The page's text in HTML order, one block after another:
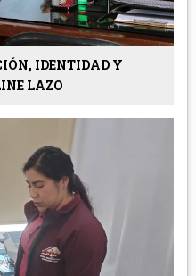
IDENTIDAD Y
LAZO